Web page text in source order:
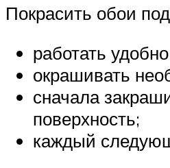
Покрасить обои
работать
окрашивать
сначала
поверхность;
каждый